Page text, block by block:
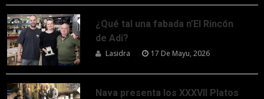
¿Qué tal una fabada n’El Rincón
de Adi?
Lasidra 17 De Mayu, 2026
Nava presenta los XXXVII Platos